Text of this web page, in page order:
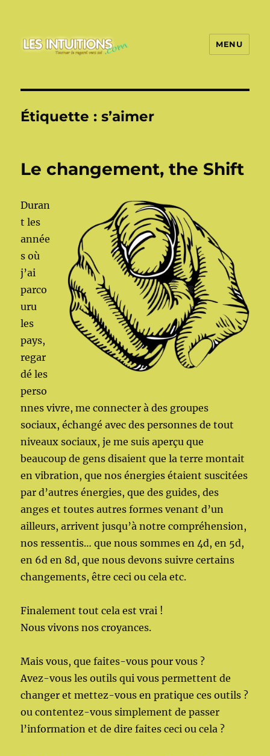
MENU
Étiquette :s’aimer
Le changement, the Shift
Duran
t les
année
s où
j’ai
parco
uru
les
pays,
regar
dé les
perso
nnes vivre, me connecter à des groupes
sociaux, échangé avec des personnes de tout
niveaux sociaux, je me suis aperçu que
beaucoup de gens disaient que la terre montait
en vibration, que nos énergies étaient suscitées
par d’autres énergies, que des guides, des
anges et toutes autres formes venant d’un
ailleurs, arrivent jusqu’à notre compréhension,
nos ressentis… que nous sommes en 4d, en 5d,
en 6d en 8d, que nous devons suivre certains
changements, être ceci ou cela etc.
Finalement tout cela est vrai !
Nous vivons nos croyances.
Mais vous, que faites-vous pour vous ?
Avez-vous les outils qui vous permettent de
changer et mettez-vous en pratique ces outils ?
ou contentez-vous simplement de passer
l’information et de dire faites ceci ou cela ?